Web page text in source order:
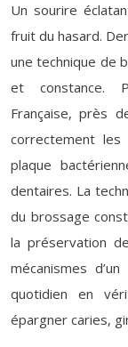
Un sourire
fruit du hasard.
une technique de
et constance.
Française, près
correctement les
plaque
dentaires. La
du brossage
la préservation
mécanismes
quotidien en
épargner caries,